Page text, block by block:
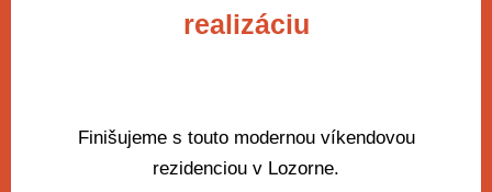
realizáciu
Finišujeme s touto modernou víkendovou
rezidenciou v Lozorne.